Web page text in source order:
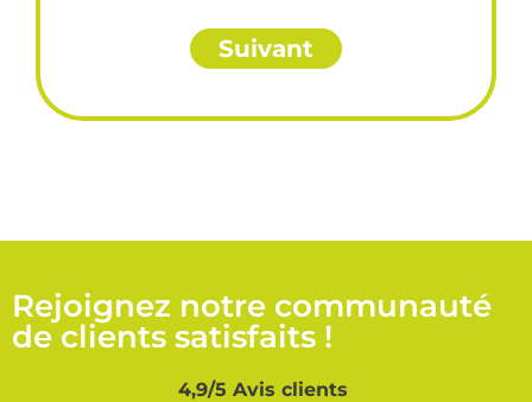
Suivant
Rejoignez notre communauté
de clients satisfaits !
4,9/5 Avis clients